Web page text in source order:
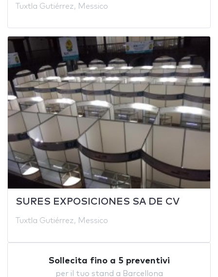
Tuxtla Gutiérrez, Messico
SURES EXPOSICIONES SA DE CV
Tuxtla Gutiérrez, Messico
Sollecita fino a 5 preventivi
per il tuo stand a Barcellona